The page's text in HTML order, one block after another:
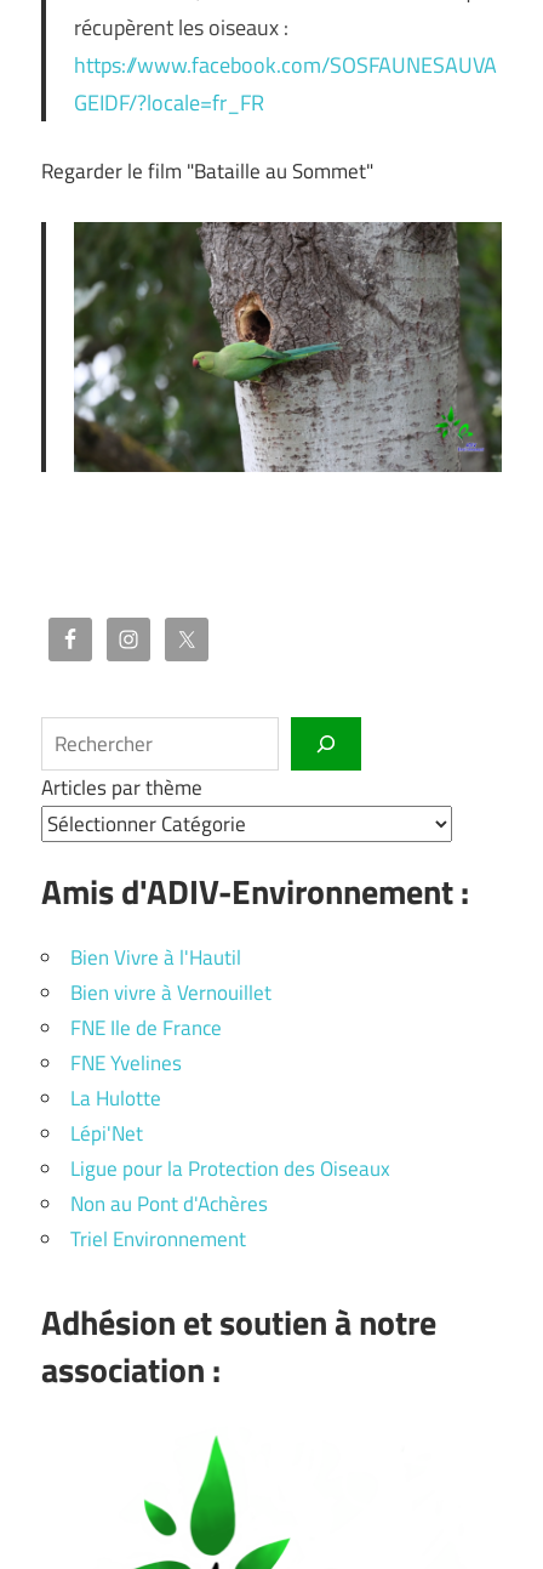
récupèrent les oiseaux :
https://www.facebook.com/SOSFAUNESAUVA
GEIDF/?locale=fr_FR
Regarder le film "Bataille au Sommet"
Rechercher
Articles par thème
Amis d'ADIV-Environnement :
Bien Vivre à l'Hautil
Bien vivre à Vernouillet
FNE Ile de France
FNE Yvelines
La Hulotte
Lépi'Net
Ligue pour la Protection des Oiseaux
Non au Pont d'Achères
Triel Environnement
Adhésion et soutien à notre
association :